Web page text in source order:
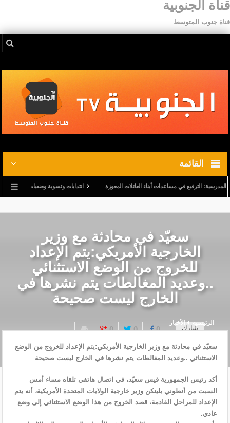
قناة الجنوبية
قناة جنوب المتوسط
القائمة
الترفيع في مساعدات أبناء العائلات المعوزة انتدابات وتسوية وضعيات.. وترفيع في أجور
سعيّد في محادثة مع وزير
الخارجية الأمريكي:يتم الإعداد
للخروج من الوضع الاستثنائي
..وعديد المغالطات يتم نشرها في
الخارج ليست صحيحة
شارك 0
0
0
الرئيسيه الأخبار
سعيّد في محادثة مع وزير الخارجية الأمريكي:يتم الإعداد للخروج من الوضع
الاستثنائي ..وعديد المغالطات يتم نشرها في الخارج ليست صحيحة
أكد رئيس الجمهورية قيس سعيّد، في اتصال هاتفي تلقاه مساء أمس
السبت من أنطوني بلينكن وزير خارجية الولايات المتحدة الأمريكية، أنه يتم
الإعداد للمراحل القادمة، قصد الخروج من هذا الوضع الاستثنائي إلى وضع
عادي.